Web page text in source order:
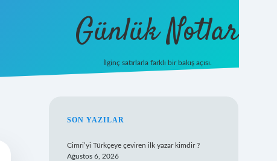
Günlük Notlar
İlginç satırlarla farklı bir bakış açısı.
SIDEBAR
SON YAZILAR
Cimri’yi Türkçeye çeviren ilk yazar kimdir ?
Ağustos 6, 2026